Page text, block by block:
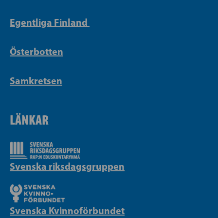
Egentliga Finland
Österbotten
Samkretsen
LÄNKAR
Svenska riksdagsgruppen
Svenska Kvinnoförbundet